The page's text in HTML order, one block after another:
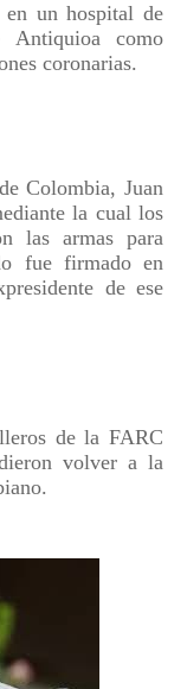
un hospital de
Antiquioa como
coronarias.
Colombia, Juan
la cual los
las armas para
fue firmado en
de ese
de la FARC
volver a la